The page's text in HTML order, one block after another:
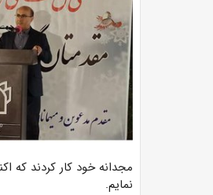
مجدانه خود کار کردند که
نمایم.